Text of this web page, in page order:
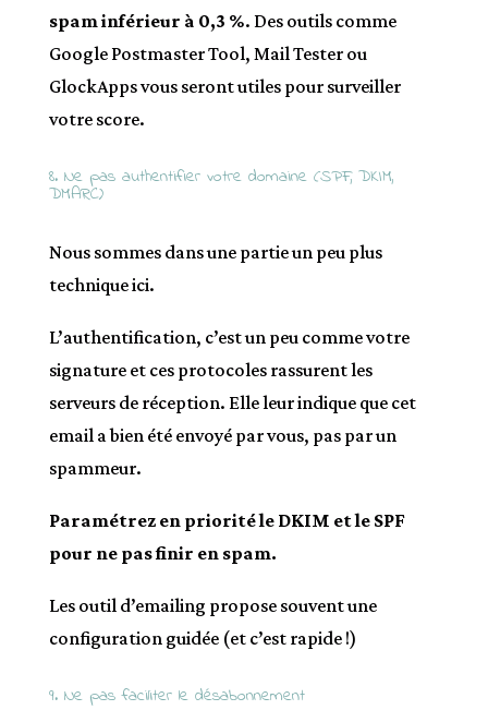
spam inférieur à 0,3 %. Des outils comme
Google Postmaster Tool, Mail Tester ou
GlockApps vous seront utiles pour surveiller
votre score.
8. Ne pas authentifier votre domaine (SPF, DKIM,
DMARC)
Nous sommes dans une partie un peu plus
technique ici.
L’authentification, c’est un peu comme votre
signature et ces protocoles rassurent les
serveurs de réception. Elle leur indique que cet
email a bien été envoyé par vous, pas par un
spammeur.
Paramétrez en priorité le DKIM et le SPF
pour ne pas finir en spam.
Les outil d’emailing propose souvent une
configuration guidée (et c’est rapide !)
9. Ne pas faciliter le désabonnement